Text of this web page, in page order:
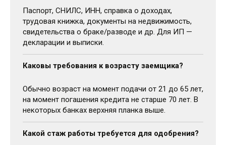
Паспорт, СНИЛС, ИНН, справка о доходах,
трудовая книжка, документы на недвижимость,
свидетельства о браке/разводе и др. Для ИП —
декларации и выписки.
Каковы требования к возрасту заемщика?
Обычно возраст на момент подачи от 21 до 65 лет,
на момент погашения кредита не старше 70 лет. В
некоторых банках верхняя планка выше.
Какой стаж работы требуется для одобрения?